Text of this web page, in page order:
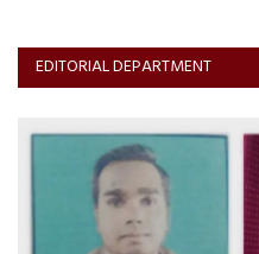
EDITORIAL DEPARTMENT